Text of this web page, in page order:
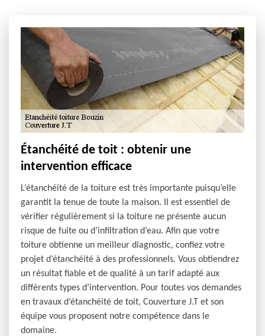
Étanchéité de toit : obtenir une
intervention efficace
L’étanchéité de la toiture est très importante puisqu’elle
garantit la tenue de toute la maison. Il est essentiel de
vérifier régulièrement si la toiture ne présente aucun
risque de fuite ou d’infiltration d’eau. Afin que votre
toiture obtienne un meilleur diagnostic, confiez votre
projet d’étanchéité à des professionnels. Vous obtiendrez
un résultat fiable et de qualité à un tarif adapté aux
différents types d’intervention. Pour toutes vos demandes
en travaux d’étanchéité de toit, Couverture J.T et son
équipe vous proposent notre compétence dans le
domaine.